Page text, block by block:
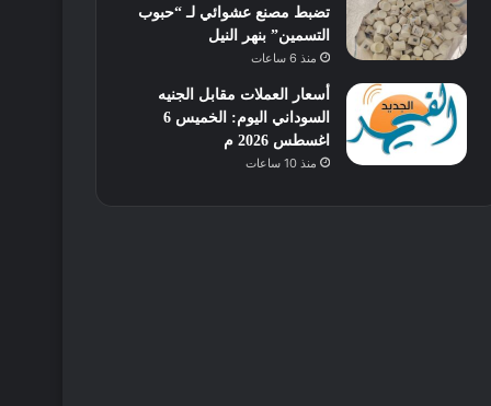
تضبط مصنع عشوائي لـ “حبوب
التسمين” بنهر النيل
منذ 6 ساعات
أسعار العملات مقابل الجنيه
السوداني اليوم: الخميس 6
اغسطس 2026 م
منذ 10 ساعات